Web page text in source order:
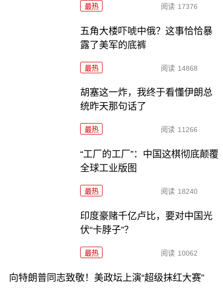
最热 阅读 17376
五角大楼吓唬中俄？这事恰恰暴
露了美军的底裤
最热 阅读 14868
胡塞这一炸，我终于看懂伊朗总
统昨天那句话了
最热 阅读 11266
“工厂的工厂”：中国这棋彻底颠覆
全球工业版图
最热 阅读 18240
印度豪赌千亿卢比，要对中国光
伏“卡脖子”？
最热 阅读 10062
向特朗普同志致敬！美政坛上演“超级抹红大赛”